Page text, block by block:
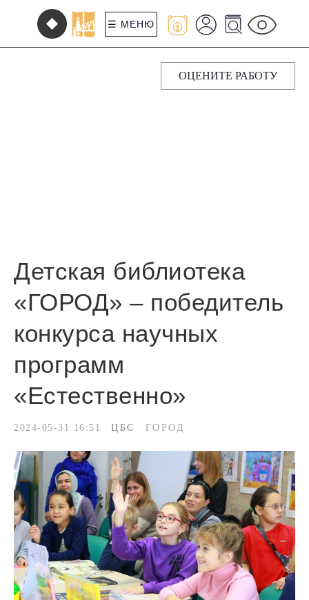
☰ МЕНЮ
ОЦЕНИТЕ РАБОТУ
Детская библиотека
«ГОРОД» – победитель
конкурса научных
программ
«Естественно»
2024-05-31 16:51 ЦБС ГОРОД